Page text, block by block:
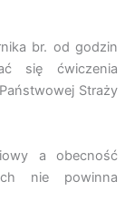
br. od godzin
się ćwiczenia
Straży
a obecność
nie powinna